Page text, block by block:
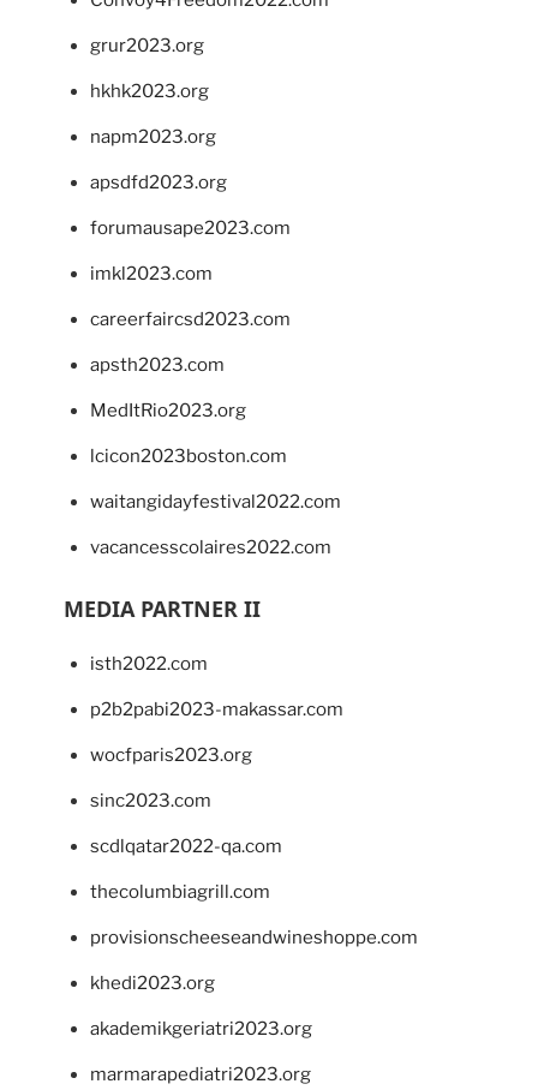
grur2023.org
hkhk2023.org
napm2023.org
apsdfd2023.org
forumausape2023.com
imkl2023.com
careerfaircsd2023.com
apsth2023.com
MedItRio2023.org
lcicon2023boston.com
waitangidayfestival2022.com
vacancesscolaires2022.com
MEDIA PARTNER II
isth2022.com
p2b2pabi2023-makassar.com
wocfparis2023.org
sinc2023.com
scdlqatar2022-qa.com
thecolumbiagrill.com
provisionscheeseandwineshoppe.com
khedi2023.org
akademikgeriatri2023.org
marmarapediatri2023.org